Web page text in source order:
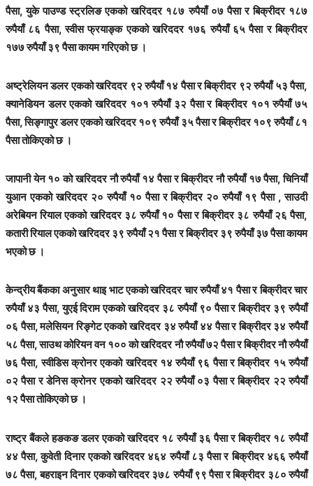
पैसा, युके पाउण्ड स्ट्रलिङ एकको खरिददर १८७ रुपैयाँ ०७ पैसा र बिक्रीदर १८७
रुपैयाँ ८६ पैसा, स्वीस फ्रयाङ्क एकको खरिददर १७६ रुपैयाँ ६५ पैसा र बिक्रीदर
१७७ रुपैयाँ ३९ पैसा कायम गरिएको छ ।
अष्ट्रेलियन डलर एकको खरिददर ९२ रुपैयाँ १४ पैसा र बिक्रीदर ९२ रुपैयाँ ५३ पैसा,
क्यानेडियन डलर एकको खरिददर १०१ रुपैयाँ ३२ पैसा र बिक्रीदर १०१ रुपैयाँ ७५
पैसा, सिङ्गापुर डलर एकको खरिददर १०९ रुपैयाँ ३५ पैसा र बिक्रीदर १०९ रुपैयाँ ८१
पैसा तोकिएको छ ।
जापानी येन १० को खरिददर नौ रुपैयाँ १४ पैसा र बिक्रीदर नौ रुपैयाँ १७ पैसा, चिनियाँ
युआन एकको खरिददर २० रुपैयाँ १० पैसा र बिक्रीदर २० रुपैयाँ १९ पैसा , साउदी
अरेबियन रियाल एकको खरिददर ३८ रुपैयाँ १० पैसा र बिक्रीदर ३८ रुपैयाँ २६ पैसा,
कतारी रियाल एकको खरिददर ३९ रुपैयाँ २१ पैसा र बिक्रीदर ३९ रुपैयाँ ३७ पैसा कायम
भएको छ ।
केन्द्रीय बैंकका अनुसार थाइ भाट एकको खरिददर चार रुपैयाँ ४१ पैसा र बिक्रीदर चार
रुपैयाँ ४३ पैसा, युएई दिराम एकको खरिददर ३८ रुपैयाँ ९० पैसा र बिक्रीदर ३९ रुपैयाँ
०६ पैसा, मलेसियन रिङ्गेट एकको खरिददर ३४ रुपैयाँ ४४ पैसा र बिक्रीदर ३४ रुपैयाँ
५८ पैसा, साउथ कोरियन वन १०० को खरिददर नौ रुपैयाँ ७२ पैसा र बिक्रीदर नौ रुपैयाँ
७६ पैसा, स्वीडिस क्रोनर एकको खरिददर १४ रुपैयाँ ९६ पैसा र बिक्रीदर १५ रुपैयाँ
०२ पैसा र डेनिस क्रोनर एकको खरिददर २२ रुपैयाँ ०३ पैसा र बिक्रीदर २२ रुपैयाँ
१२ पैसा तोकिएको छ ।
राष्ट्र बैंकले हङकङ डलर एकको खरिददर १८ रुपैयाँ ३६ पैसा र बिक्रीदर १८ रुपैयाँ
४४ पैसा, कुवेती दिनार एकको खरिददर ४६४ रुपैयाँ ८३ पैसा र बिक्रीदर ४६६ रुपैयाँ
७८ पैसा, बहराइन दिनार एकको खरिददर ३७८ रुपैयाँ ९९ पैसा र बिक्रीदर ३८० रुपैयाँ